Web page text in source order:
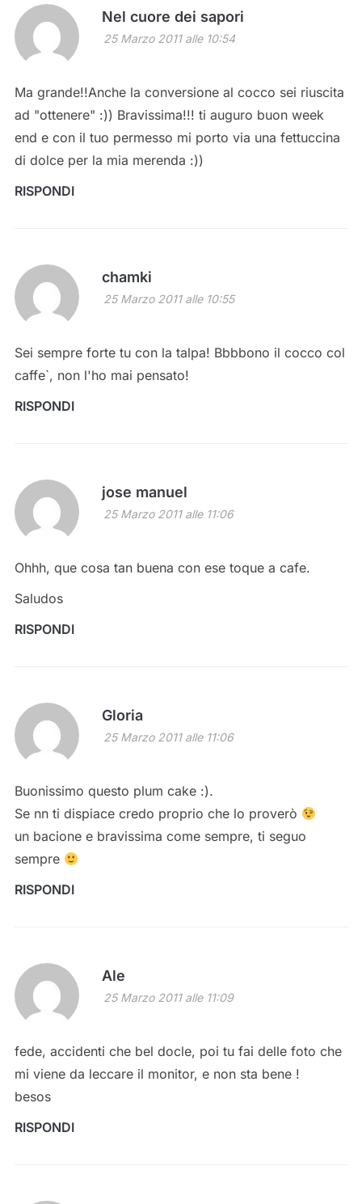
Nel cuore dei sapori
25 Marzo 2011 alle 10:54
Ma grande!!Anche la conversione al cocco sei riuscita
ad "ottenere" :)) Bravissima!!! ti auguro buon week
end e con il tuo permesso mi porto via una fettuccina
di dolce per la mia merenda :))
RISPONDI
chamki
25 Marzo 2011 alle 10:55
Sei sempre forte tu con la talpa! Bbbbono il cocco col
caffe`, non l'ho mai pensato!
RISPONDI
jose manuel
25 Marzo 2011 alle 11:06
Ohhh, que cosa tan buena con ese toque a cafe.
Saludos
RISPONDI
Gloria
25 Marzo 2011 alle 11:06
Buonissimo questo plum cake :).
Se nn ti dispiace credo proprio che lo proverò
un bacione e bravissima come sempre, ti seguo
sempre
RISPONDI
Ale
25 Marzo 2011 alle 11:09
fede, accidenti che bel docle, poi tu fai delle foto che
mi viene da leccare il monitor, e non sta bene !
besos
RISPONDI